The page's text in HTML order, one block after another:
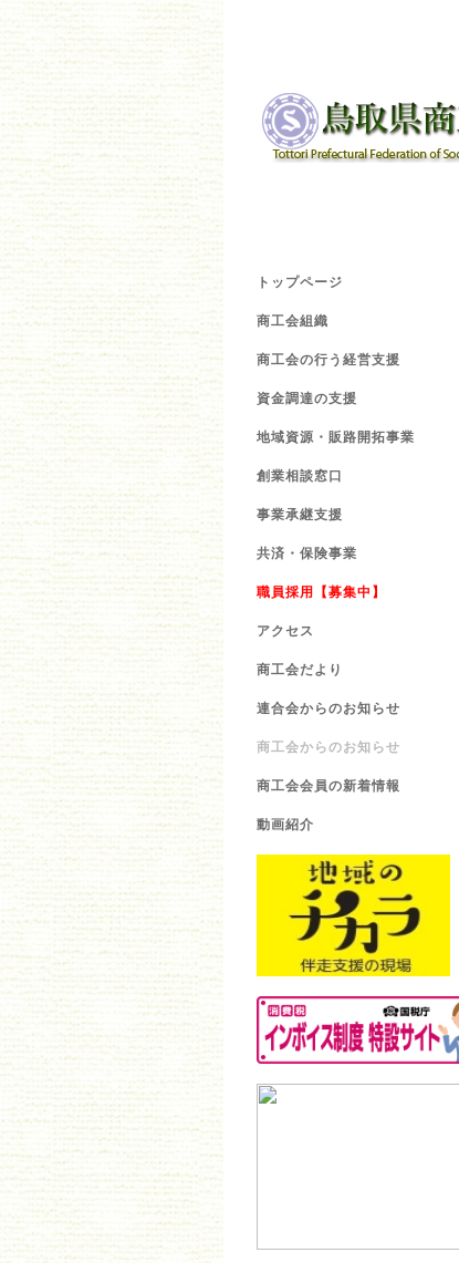
トップページ
商工会組織
商工会の行う経営支援
資金調達の支援
地域資源・販路開拓事業
創業相談窓口
事業承継支援
共済・保険事業
職員採用【募集中】
アクセス
商工会だより
連合会からのお知らせ
商工会からのお知らせ
商工会会員の新着情報
動画紹介